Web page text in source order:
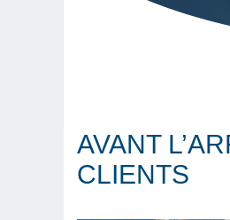
AVANT
CLIENTS